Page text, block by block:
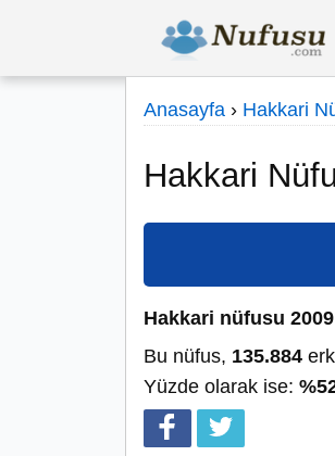
Anasayfa › Hakkari
Hakkari
Hakkari nüfusu 2009
Bu nüfus, 135.884
Yüzde olarak ise: